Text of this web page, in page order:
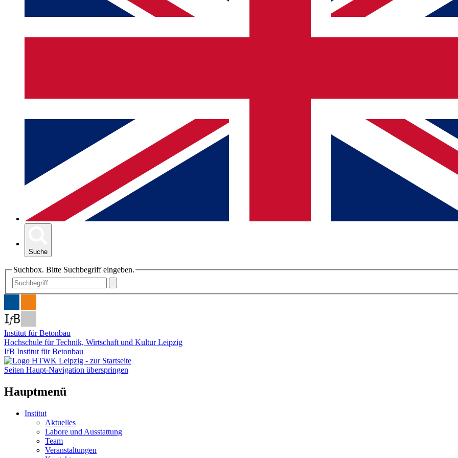
Suche
Suchbox. Bitte Suchbegriff eingeben.
Institut für Betonbau
Hochschule für Technik, Wirtschaft und Kultur Leipzig
IfB Institut für Betonbau
Seiten Haupt-Navigation überspringen
Hauptmenü
Institut
Aktuelles
Labore und Ausstattung
Team
Veranstaltungen